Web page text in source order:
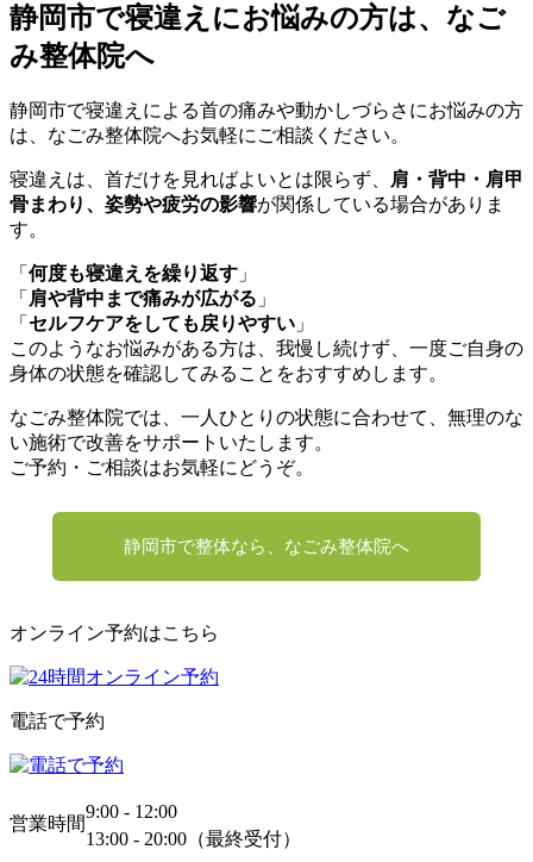
静岡市で寝違えにお悩みの方は、なご
み整体院へ
静岡市で寝違えによる首の痛みや動かしづらさにお悩みの方
は、なごみ整体院へお気軽にご相談ください。
寝違えは、首だけを見ればよいとは限らず、
肩・背中・肩甲
骨まわり、姿勢や疲労の影響が関係している場合がありま
す。
「 何度も寝違えを繰り返す 」
「 肩や背中まで痛みが広がる 」
「 セルフケアをしても戻りやすい 」
このようなお悩みがある方は、我慢し続けず、一度ご自身の
身体の状態を確認してみることをおすすめします。
なごみ整体院では、一人ひとりの状態に合わせて、無理のな
い施術で改善をサポートいたします。
ご予約・ご相談はお気軽にどうぞ。
静岡市で整体なら、なごみ整体院へ
オンライン予約はこちら
電話で予約
営業時間
9:00 - 12:00
13:00 - 20:00（最終受付）